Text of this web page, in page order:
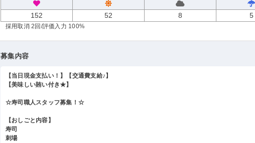
152 52 8 5
採用取消 2回 /評価入力 100%
募集内容
【当日現金支払い！】【交通費支給♪】
【美味しい賄い付き★】
☆寿司職人スタッフ募集！☆
【おしごと内容】
寿司
刺場